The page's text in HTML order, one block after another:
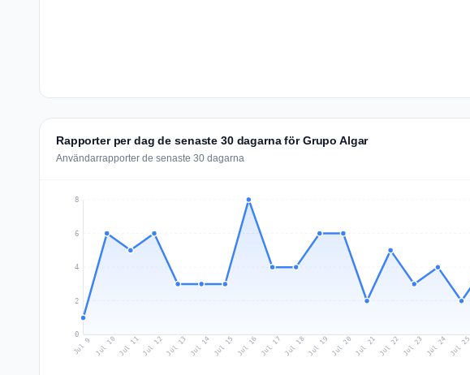
Rapporter per dag de senaste 30 dagarna för Grupo Algar
Användarrapporter de senaste 30 dagarna
0
2
4
6
8
Jul 9 Jul 10 Jul 11Jul 12Jul 13 Jul 14 Jul 15 Jul 16 Jul 17 Jul 18Jul 19 Jul 20 Jul 21 Jul 22 Jul 23 Jul 24 Jul 25